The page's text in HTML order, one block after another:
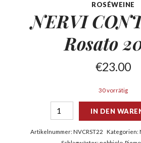
ROSÉWEINE
NERVI
Rosato
€23.00
30 vorrätig
IN DEN
Artikelnummer: NVCRST22 Kategorien: